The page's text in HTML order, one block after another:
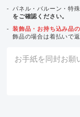
パネル・バルーン・特
をご確認ください。
装飾品・お持ち込み品
飾品の場合は着払いで